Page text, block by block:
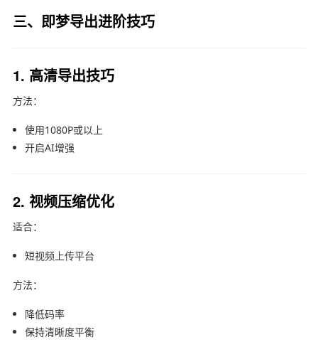
三、即梦导出进阶技巧
1. 高清导出技巧
方法：
使用1080P或以上
开启AI增强
2. 视频压缩优化
适合：
短视频上传平台
方法：
降低码率
保持清晰度平衡